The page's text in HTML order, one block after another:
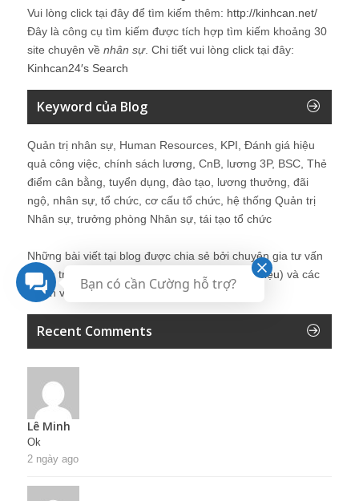
Vui lòng click tại đây để tìm kiếm thêm: http://kinhcan.net/
Đây là công cụ tìm kiếm được tích hợp tìm kiếm khoảng 30
site chuyên về nhân sự. Chi tiết vui lòng click tại đây:
Kinhcan24′s Search
Keyword của Blog
Quản trị nhân sự, Human Resources, KPI, Đánh giá hiệu
quả công việc, chính sách lương, CnB, lương 3P, BSC, Thẻ
điểm cân bằng, tuyển dụng, đào tạo, lương thưởng, đãi
ngộ, nhân sự, tổ chức, cơ cấu tổ chức, hệ thống Quản trị
Nhân sự, trưởng phòng Nhân sự, tái tạo tổ chức
Những bài viết tại blog được chia sẻ bởi chuyên gia tư vấn
Quản trị Nhân sự Nguyễn Hùng Cường (
giới thiệu) và các
thành viên khác trong cộng đồng Nhân sự.
Recent Comments
Lê Minh
Ok
2 ngày ago
Bạn có cần Cường hỗ trợ?